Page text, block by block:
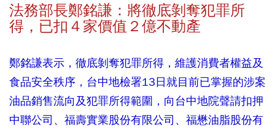
法務部長鄭銘謙：將徹底剝奪犯罪所
得，已扣４家價值２億不動產
鄭銘謙表示，徹底剝奪犯罪所得，維護消費者權益及
食品安全秩序，台中地檢署13日就目前已掌握的涉案
油品銷售流向及犯罪所得範圍，向台中地院聲請扣押
中聯公司、福壽實業股份有限公司、福懋油脂股份有